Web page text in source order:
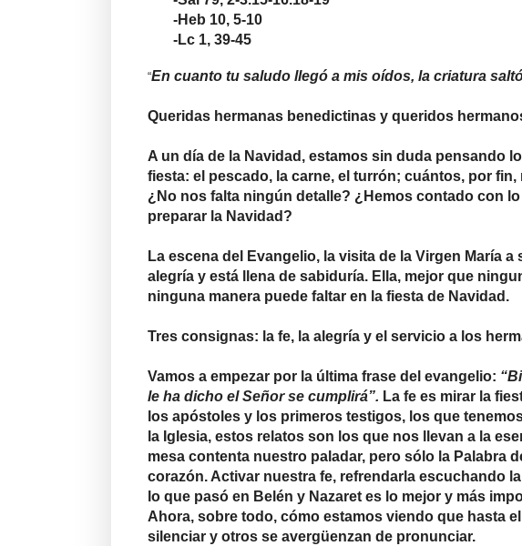
-Heb 10, 5-10
-Lc 1, 39-45
“En cuanto tu saludo llegó a mis oídos, la criatura
Queridas hermanas benedictinas y queridos
A un día de la Navidad, estamos sin duda pensando
fiesta: el pescado, la carne, el turrón; cuántos, por
¿No nos falta ningún detalle? ¿Hemos contado con
preparar la Navidad?
La escena del Evangelio, la visita de la Virgen María
alegría y está llena de sabiduría. Ella, mejor que
ninguna manera puede faltar en la fiesta de Navidad.
Tres consignas: la fe, la alegría y el servicio a los
Vamos a empezar por la última frase del evangelio:
le ha dicho el Señor se cumplirá”. La fe es mirar la
los apóstoles y los primeros testigos, los que
la Iglesia, estos relatos son los que nos llevan a la
mesa contenta nuestro paladar, pero sólo la Palabra
corazón. Activar nuestra fe, refrendarla escuchando
lo que pasó en Belén y Nazaret es lo mejor y más
Ahora, sobre todo, cómo estamos viendo que hasta
silenciar y otros se avergüenzan de pronunciar.